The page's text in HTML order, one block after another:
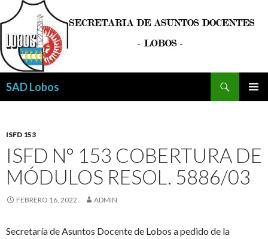
SAD Lobos
ISFD 153
ISFD N° 153 COBERTURA DE
MÓDULOS RESOL. 5886/03
FEBRERO 16, 2022 ADMIN
Secretaría de Asuntos Docente de Lobos a pedido de la